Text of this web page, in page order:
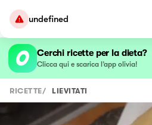
undefined
Cerchi ricette per la dieta?
Clicca qui e scarica l’app olivia!
RICETTE/ LIEVITATI